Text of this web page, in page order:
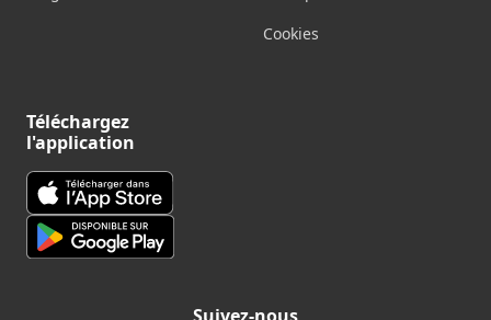
Cookies
Téléchargez
l'application